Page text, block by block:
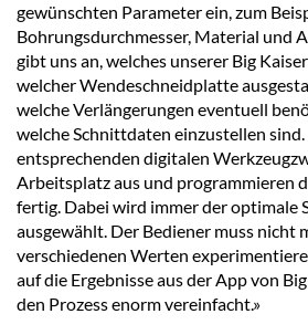
gewünschten Parameter ein, zum
Bohrungsdurchmesser, Material und
gibt uns an, welches unserer Big
welcher Wendeschneidplatte
welche Verlängerungen eventuell
welche Schnittdaten einzustellen
entsprechenden digitalen
Arbeitsplatz aus und programmieren
fertig. Dabei wird immer der optimale
ausgewählt. Der Bediener muss nicht
verschiedenen Werten
auf die Ergebnisse aus der App von
den Prozess enorm vereinfacht.»